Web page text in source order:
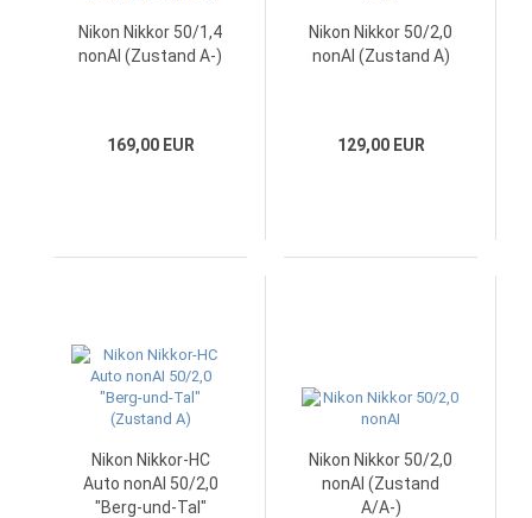
Nikon Nikkor 50/1,4
nonAI (Zustand A-)
169,00 EUR
Nikon Nikkor 50/2,0
nonAI (Zustand A)
129,00 EUR
Nikon Nikkor-HC
Auto nonAI 50/2,0
"Berg-und-Tal"
Nikon Nikkor 50/2,0
nonAI (Zustand
A/A-)